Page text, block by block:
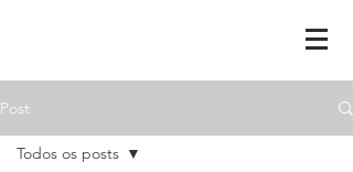
Post
Todos os posts